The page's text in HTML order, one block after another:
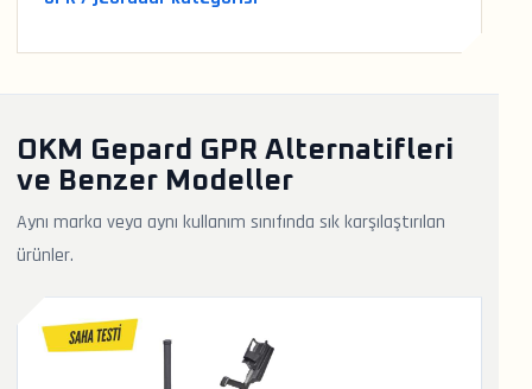
OKM Gepard GPR Alternatifleri
ve Benzer Modeller
Aynı marka veya aynı kullanım sınıfında sık karşılaştırılan
ürünler.